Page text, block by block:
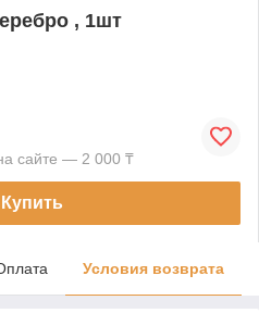
, 1шт
сайте — 2 000 ₸
Купить
Условия возврата